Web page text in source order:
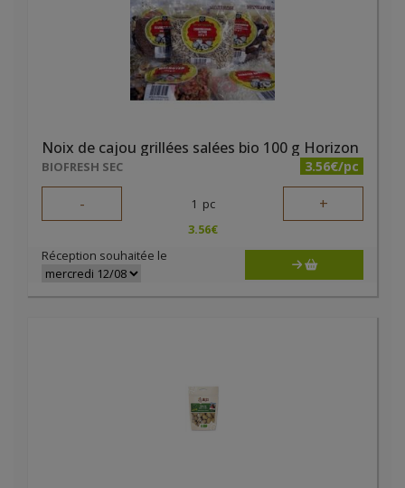
Noix de cajou grillées salées bio 100 g Horizon
BIOFRESH SEC 3.56€/pc
- 1 pc +
3.56€
Réception souhaitée le